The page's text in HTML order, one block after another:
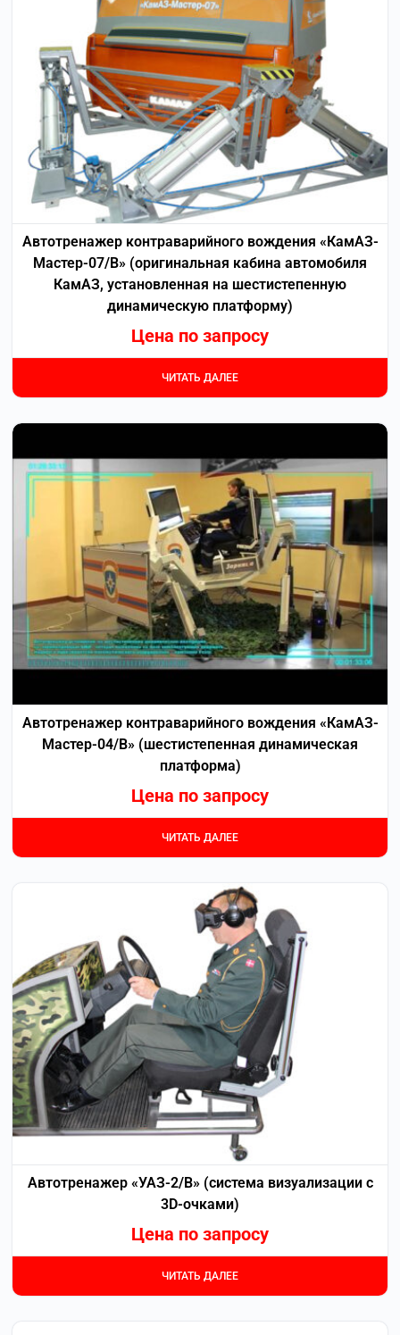
Автотренажер контраварийного вождения «КамАЗ-
Мастер-07/В» (оригинальная кабина автомобиля
КамАЗ, установленная на шестистепенную
динамическую платформу)
Цена по запросу
ЧИТАТЬ ДАЛЕЕ
Автотренажер контраварийного вождения «КамАЗ-
Мастер-04/В» (шестистепенная динамическая
платформа)
Цена по запросу
ЧИТАТЬ ДАЛЕЕ
Автотренажер «УАЗ-2/В» (система визуализации с
3D-очками)
Цена по запросу
ЧИТАТЬ ДАЛЕЕ